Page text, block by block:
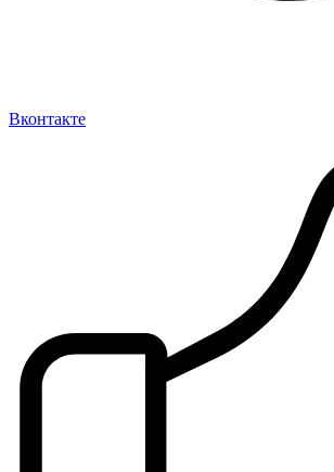
Вконтакте